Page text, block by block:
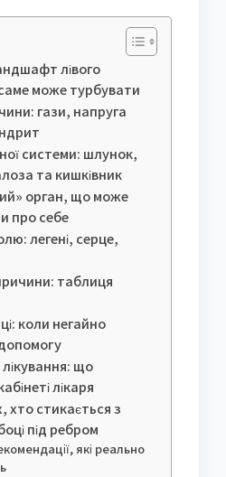
лівого
може турбувати
гази, напруга
системи: шлунок,
та кишківник
орган, що може
про себе
легені, серце,
таблиця
коли негайно
що
лікаря
хто стикається з
під ребром
які реально